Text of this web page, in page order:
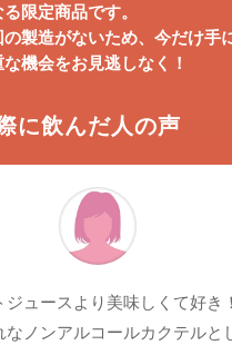
る限定商品です。
の製造がないため、今だけ手
機会をお見逃しなく！
に飲んだ人の声
ジュースより美味しくて好き！
なノンアルコールカクテルと